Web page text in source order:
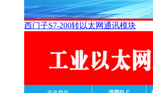
西门子S7-200转以太网通讯模块